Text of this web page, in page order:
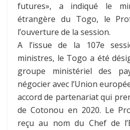
futures», a indiqué le
étrangère du Togo, le
l’ouverture de la session.
A l’issue de la 107e
ministres, le Togo a été
groupe ministériel des
négocier avec l’Union
accord de partenariat qui
de Cotonou en 2020. Le
reçu au nom du Chef de